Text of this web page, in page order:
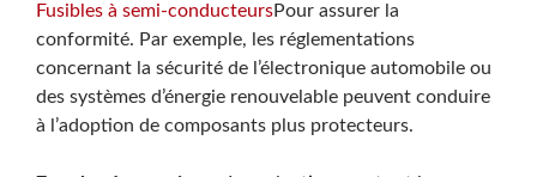
Fusibles à semi-conducteursPour assurer la
conformité. Par exemple, les réglementations
concernant la sécurité de l’électronique automobile ou
des systèmes d’énergie renouvelable peuvent conduire
à l’adoption de composants plus protecteurs.